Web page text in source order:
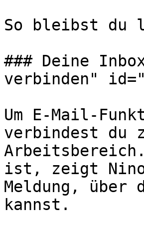
So bleibst du
### Deine
verbinden"
Um E-Mail-
verbindest du
Arbeitsbereich.
ist, zeigt
Meldung,
kannst.